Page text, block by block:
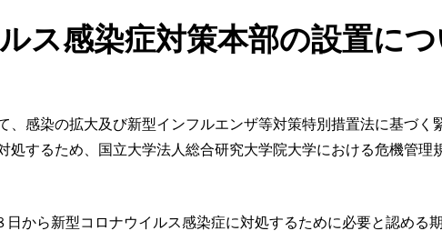
ス感染症対策本部の設置に
、感染の拡大及び新型インフルエンザ等対策特別措置法に基づ
処するため、国立大学法人総合研究大学院大学における危機管理
ら新型コロナウイルス感染症に対処するために必要と認める